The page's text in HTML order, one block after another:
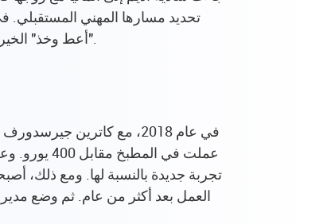
تحديد مسارها المهني
"أعط وخذ" الخيري. فقد كانتا تطبخان وتخبزان معًا هناك، كما استمتعت السيدة أديم بالمساعدة في حفلات التجمع في باد لوبنشتاين.
عملت في
تجربة جديدة بالنسبة لها. ومع ذلك،
العمل بعد أكثر من عام. ثم وضع